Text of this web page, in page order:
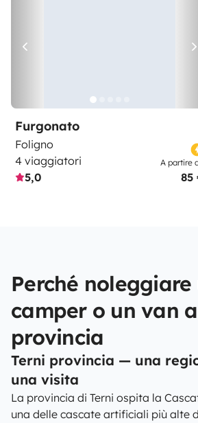
Furgonato
Foligno
4 viaggiatori
5,0
A partire
85
Perché noleggiare
camper o un van
provincia
Terni provincia — una
una visita
La provincia di Terni ospita la
una delle cascate artificiali più alte